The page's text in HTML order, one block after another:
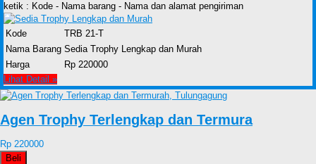
ketik : Kode - Nama barang - Nama dan alamat pengiriman
Kode
TRB 21-T
Nama Barang Sedia Trophy Lengkap dan Murah
Harga
Rp 220000
Lihat Detail »
Agen Trophy Terlengkap dan Termura
Rp 220000
Beli